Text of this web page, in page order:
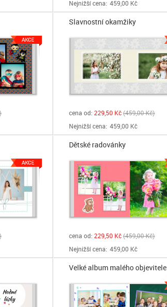
Nejnižší cena: 459,00 Kč
Slavnostní okamžiky
cena od: 229,50 Kč 459,00 Kč
Nejnižší cena: 459,00 Kč
Dětské radovánky
cena od: 229,50 Kč 459,00 Kč
Nejnižší cena: 459,00 Kč
Velké album malého objevitele